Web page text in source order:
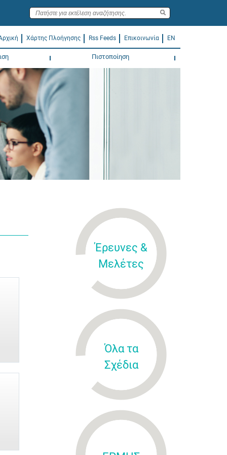
Χάρτης Πλοήγησης Rss Feeds Επικοινωνία EN
Πιστοποίηση
Έρευνες &
Μελέτες
Όλα τα
Σχέδια